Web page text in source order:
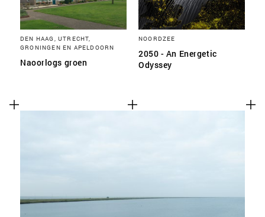
DEN HAAG, UTRECHT,
GRONINGEN EN APELDOORN
Naoorlogs groen
NOORDZEE
2050 - An Energetic
Odyssey